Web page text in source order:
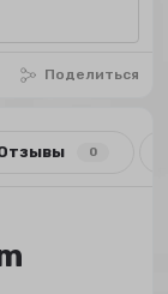
Поделиться
0